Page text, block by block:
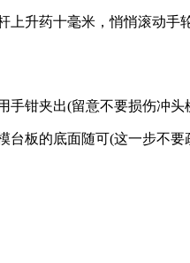
升药十毫米，悄悄滚动手
钳夹出(留意不要损伤冲头
板的底面随可(这一步不